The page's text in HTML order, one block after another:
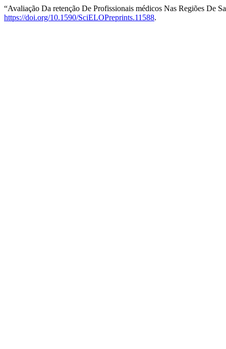
“Avaliação Da retenção De Profissionais médicos Nas Regiões De
https://doi.org/10.1590/SciELOPreprints.11588.